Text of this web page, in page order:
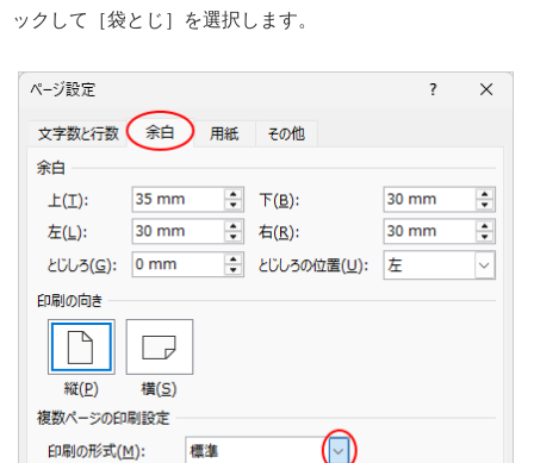
ックして［袋とじ］を選択します。